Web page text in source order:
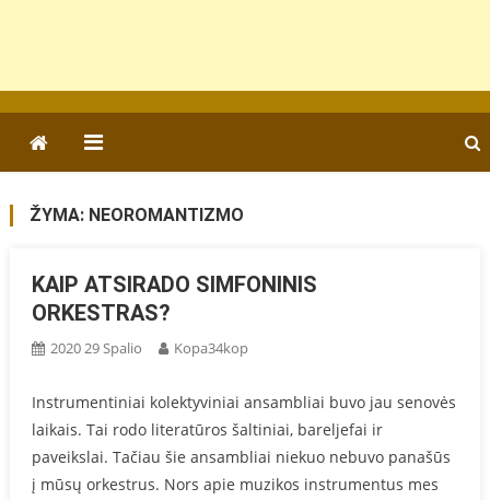
ŽYMA: NEOROMANTIZMO
KAIP ATSIRADO SIMFONINIS
ORKESTRAS?
2020 29 Spalio Kopa34kop
Instrumentiniai kolektyviniai ansambliai buvo jau senovės
laikais. Tai rodo literatūros šaltiniai, bareljefai ir
paveikslai. Tačiau šie ansambliai niekuo nebuvo panašūs
į mūsų orkestrus. Nors apie muzikos instrumentus mes